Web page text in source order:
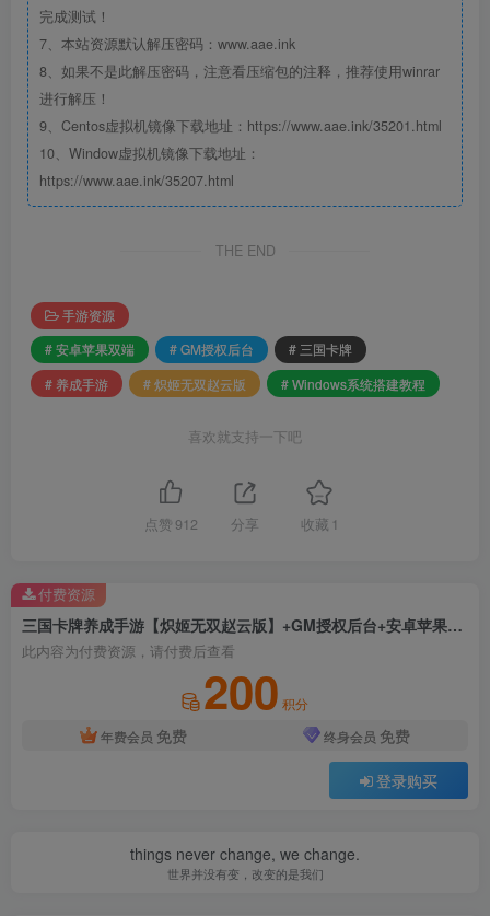
完成测试！
7、本站资源默认解压密码：www.aae.ink
8、如果不是此解压密码，注意看压缩包的注释，推荐使用winrar
进行解压！
9、Centos虚拟机镜像下载地址：https://www.aae.ink/35201.html
10、Window虚拟机镜像下载地址：
https://www.aae.ink/35207.html
THE END
手游资源
# 安卓苹果双端
# GM授权后台
# 三国卡牌
# 养成手游
# 炽姬无双赵云版 # Windows系统搭建教程
喜欢就支持一下吧
点赞 912 分享 收藏 1
三国卡牌养成手游【炽姬无双赵云版】+GM授权后台+安卓苹果双端+Windows系统搭建教程
此内容为付费资源，请付费后查看
200 积分
年费会员 免费 终身会员 免费
登录购买
付费资源
things never change, we change.
世界并没有变，改变的是我们